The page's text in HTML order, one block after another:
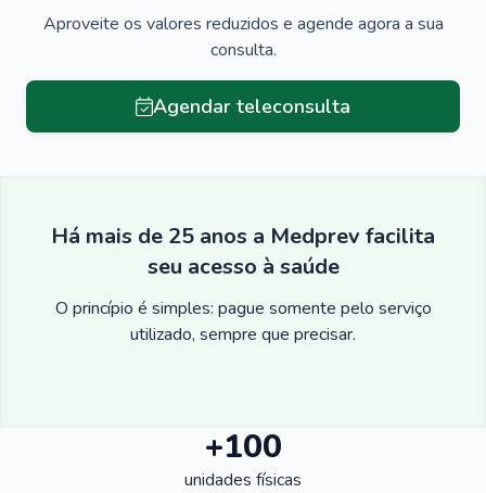
Aproveite os valores reduzidos e agende agora a sua
consulta.
Agendar teleconsulta
Há mais de 25 anos a Medprev facilita
seu acesso à saúde
O princípio é simples: pague somente pelo serviço
utilizado, sempre que precisar.
+100
unidades físicas